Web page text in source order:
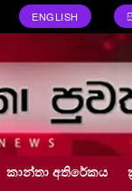
ENGLISH
කාන්තා අතිරේකය